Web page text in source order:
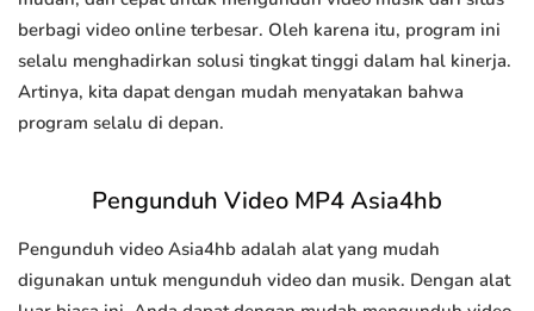
berbagi video online terbesar. Oleh karena itu, program ini
selalu menghadirkan solusi tingkat tinggi dalam hal kinerja.
Artinya, kita dapat dengan mudah menyatakan bahwa
program selalu di depan.
Pengunduh Video MP4 Asia4hb
Pengunduh video Asia4hb adalah alat yang mudah
digunakan untuk mengunduh video dan musik. Dengan alat